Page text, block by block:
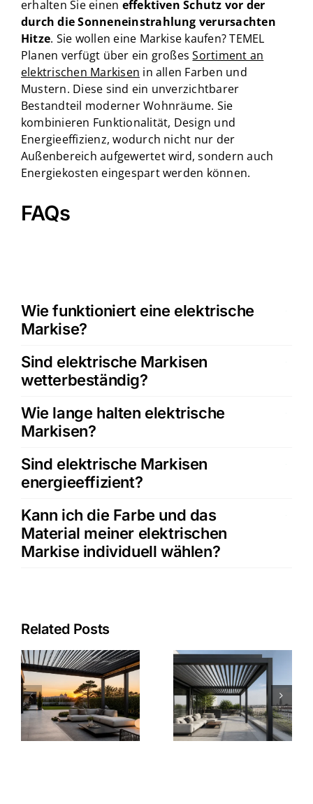
erhalten Sie einen effektiven Schutz vor der
durch die Sonneneinstrahlung verursachten
Hitze. Sie wollen eine Markise kaufen? TEMEL
Planen verfügt über ein großesSortiment an
elektrischen Markisen in allen Farben und
Mustern. Diese sind ein unverzichtbarer
Bestandteil moderner Wohnräume. Sie
kombinieren Funktionalität, Design und
Energieeffizienz, wodurch nicht nur der
Außenbereich aufgewertet wird, sondern auch
Energiekosten eingespart werden können.
FAQs
Wie funktioniert eine elektrische
Markise?
Sind elektrische Markisen
wetterbeständig?
Wie lange halten elektrische
Markisen?
Sind elektrische Markisen
energieeffizient?
Kann ich die Farbe und das
Material meiner elektrischen
Markise individuell wählen?
Related Posts